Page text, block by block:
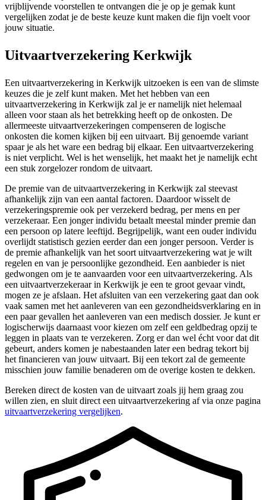
vrijblijvende voorstellen te ontvangen die je op je gemak kunt
vergelijken zodat je de beste keuze kunt maken die fijn voelt voor
jouw situatie.
Uitvaartverzekering Kerkwijk
Een uitvaartverzekering in Kerkwijk uitzoeken is een van de slimste
keuzes die je zelf kunt maken. Met het hebben van een
uitvaartverzekering in Kerkwijk zal je er namelijk niet helemaal
alleen voor staan als het betrekking heeft op de onkosten. De
allermeeste uitvaartverzekeringen compenseren de logische
onkosten die komen kijken bij een uitvaart. Bij genoemde variant
spaar je als het ware een bedrag bij elkaar. Een uitvaartverzekering
is niet verplicht. Wel is het wenselijk, het maakt het je namelijk echt
een stuk zorgelozer rondom de uitvaart.
De premie van de uitvaartverzekering in Kerkwijk zal steevast
afhankelijk zijn van een aantal factoren. Daardoor wisselt de
verzekeringspremie ook per verzekerd bedrag, per mens en per
verzekeraar. Een jonger individu betaalt meestal minder premie dan
een persoon op latere leeftijd. Begrijpelijk, want een ouder individu
overlijdt statistisch gezien eerder dan een jonger persoon. Verder is
de premie afhankelijk van het soort uitvaartverzekering wat je wilt
regelen en van je persoonlijke gezondheid. Een aanbieder is niet
gedwongen om je te aanvaarden voor een uitvaartverzekering. Als
een uitvaartverzekeraar in Kerkwijk je een te groot gevaar vindt,
mogen ze je afslaan. Het afsluiten van een verzekering gaat dan ook
vaak samen met het aanleveren van een gezondheidsverklaring en in
een paar gevallen het aanleveren van een medisch dossier. Je kunt er
logischerwijs daarnaast voor kiezen om zelf een geldbedrag opzij te
leggen in plaats van te verzekeren. Zorg er dan wel écht voor dat dit
gebeurt, anders komen je nabestaanden later een bedrag tekort bij
het financieren van jouw uitvaart. Bij een tekort zal de gemeente
misschien jouw familie benaderen om de overige kosten te dekken.
Bereken direct de kosten van de uitvaart zoals jij hem graag zou
willen zien, en sluit direct een uitvaartverzekering af via onze pagina
uitvaartverzekering vergelijken.